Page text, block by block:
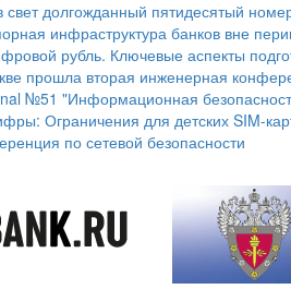
долгожданный пятидесятый
инфраструктура банков вне
рубль. Ключевые аспекты
прошла вторая инженерная
№51 "Информационная
Ограничения для детских SIM-
по сетевой безопасности